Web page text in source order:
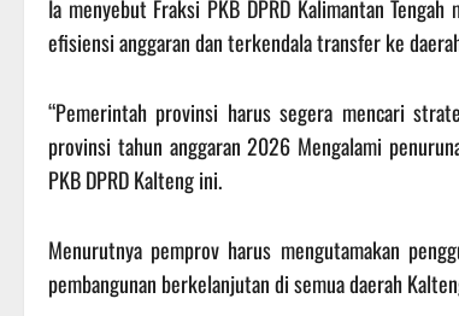
Ia menyebut Fraksi PKB DPRD Kalimantan
efisiensi anggaran dan terkendala transfer ke
“Pemerintah provinsi harus segera mencari
provinsi tahun anggaran 2026 Mengalami
PKB DPRD Kalteng ini.
Menurutnya pemprov harus mengutamakan
pembangunan berkelanjutan di semua daerah